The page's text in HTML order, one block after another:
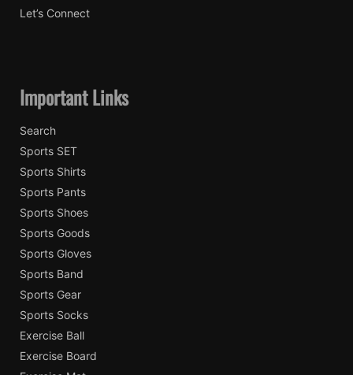
Let’s Connect
Important Links
Search
Sports SET
Sports Shirts
Sports Pants
Sports Shoes
Sports Goods
Sports Gloves
Sports Band
Sports Gear
Sports Socks
Exercise Ball
Exercise Board